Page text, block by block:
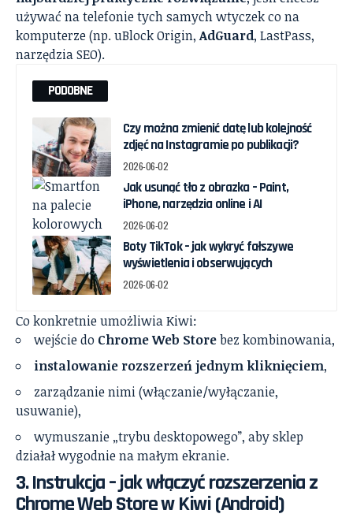
używać na telefonie tych samych wtyczek co na
komputerze (np. uBlock Origin,AdGuard, LastPass,
narzędzia SEO).
PODOBNE
Czy można zmienić datę lub kolejność
zdjęć na Instagramie po publikacji?
2026-06-02
Jak usunąć tło z obrazka – Paint,
iPhone, narzędzia online i AI
2026-06-02
Boty TikTok – jak wykryć fałszywe
wyświetlenia i obserwujących
2026-06-02
Co konkretnie umożliwia Kiwi:
wejście do Chrome Web Storebez kombinowania,
instalowanie rozszerzeń jednym kliknięciem,
zarządzanie nimi (włączanie/wyłączanie,
usuwanie),
wymuszanie „trybu desktopowego”, aby sklep
działał wygodnie na małym ekranie.
3. Instrukcja – jak włączyć rozszerzenia z
Chrome Web Store w Kiwi (Android)